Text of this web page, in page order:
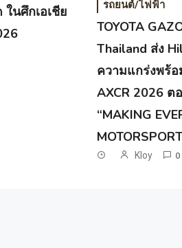
นศึกเอเชีย
รถยนต์/ไฟฟ้า
TOYOTA
Thailand ส่ง
ความแกร่งพร้
AXCR 2026
“MAKING
Kloy 0